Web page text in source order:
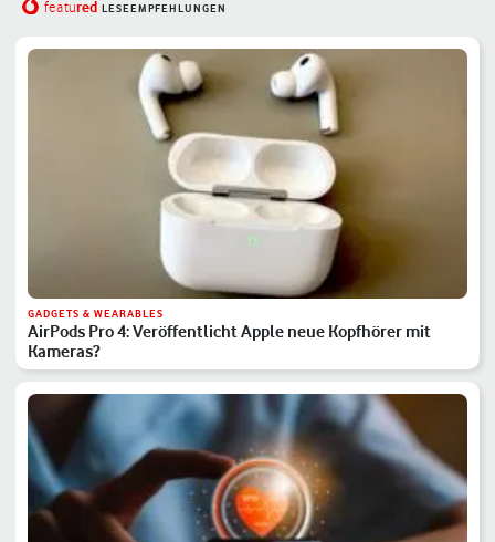
featured LESEEMPFEHLUNGEN
GADGETS & WEARABLES
AirPods Pro 4: Veröffentlicht Apple neue Kopfhörer mit
Kameras?